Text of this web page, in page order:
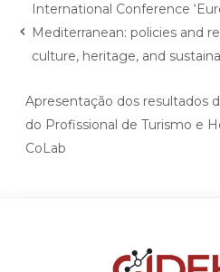
International Conference
Mediterranean: policies and
culture, heritage, and
Apresentação dos resultados
do Profissional de Turismo e
CoLab